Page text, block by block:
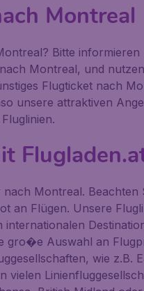
Montreal
Bitte informieren
Montreal, und
Flugticket nach
unsere attraktiven
Montreal. Beachten
an Flügen. Unsere
gro�e Auswahl an
wie z.B.
vielen